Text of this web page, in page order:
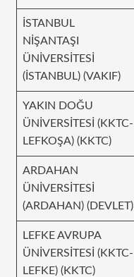
İSTANBUL
NİŞANTAŞI
ÜNİVERSİTESİ
(İSTANBUL) (VAKIF)
YAKIN DOĞU
ÜNİVERSİTESİ (KKTC-
LEFKOŞA) (KKTC)
ARDAHAN
ÜNİVERSİTESİ
(ARDAHAN) (DEVLET)
LEFKE AVRUPA
ÜNİVERSİTESİ (KKTC-
LEFKE) (KKTC)